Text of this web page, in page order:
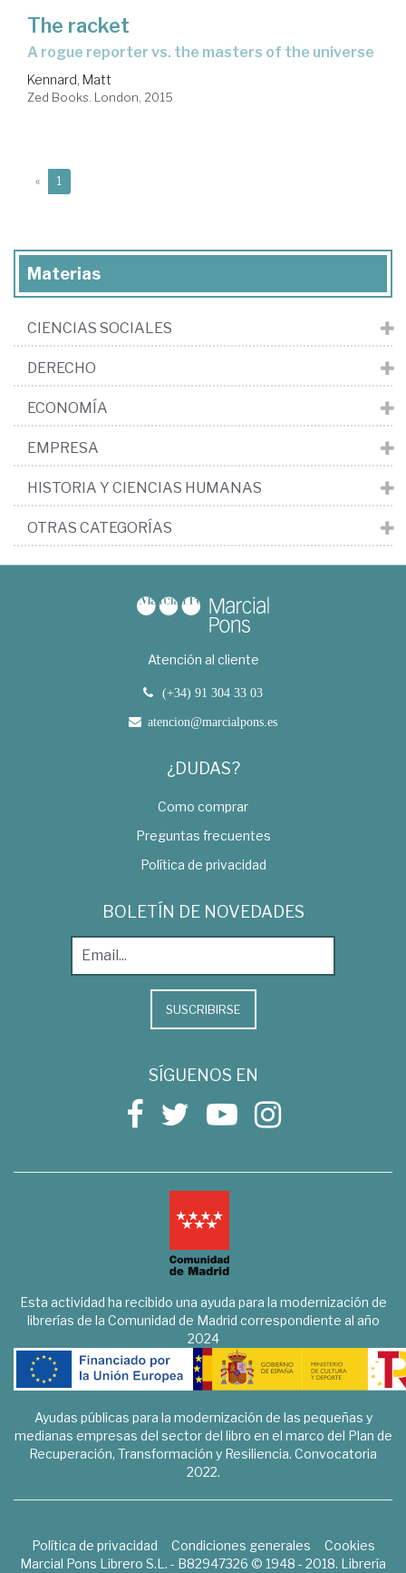
The racket
a rogue reporter vs. the masters of the universe
Kennard, Matt
Zed Books. London, 2015
« 1
Materias
CIENCIAS SOCIALES
DERECHO
ECONOMÍA
EMPRESA
HISTORIA Y CIENCIAS HUMANAS
OTRAS CATEGORÍAS
Atención al cliente
(+34) 91 304 33 03
atencion@marcialpons.es
¿DUDAS?
Como comprar
Preguntas frecuentes
Política de privacidad
BOLETÍN DE NOVEDADES
SUSCRIBIRSE
SÍGUENOS EN
Esta actividad ha recibido una ayuda para la modernización de
librerías de la Comunidad de Madrid correspondiente al año
2024
Ayudas públicas para la modernización de las pequeñas y
medianas empresas del sector del libro en el marco del Plan de
Recuperación, Transformación y Resiliencia. Convocatoria
2022.
Política de privacidad Condiciones generales
Cookies
Marcial Pons Librero S.L. - B82947326 © 1948 - 2018. Librería